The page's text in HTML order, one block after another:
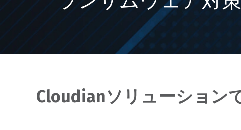
Cloudianソリューション